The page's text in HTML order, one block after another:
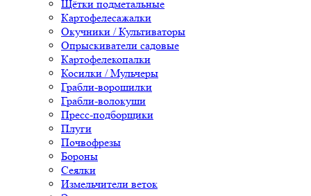
Щётки подметальные
Картофелесажалки
Окучники / Культиваторы
Опрыскиватели садовые
Картофелекопалки
Косилки / Мульчеры
Грабли-ворошилки
Грабли-волокуши
Пресс-подборщики
Плуги
Почвофрезы
Бороны
Сеялки
Измельчители веток